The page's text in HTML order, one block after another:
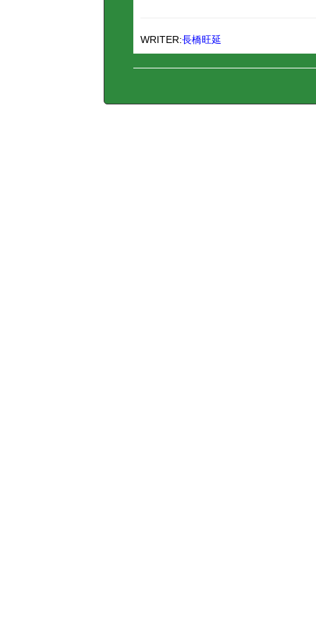
WRITER:長橋旺延